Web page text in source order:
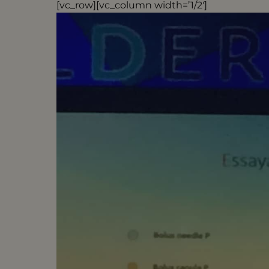
[vc_row][vc_column width=’1/2′]